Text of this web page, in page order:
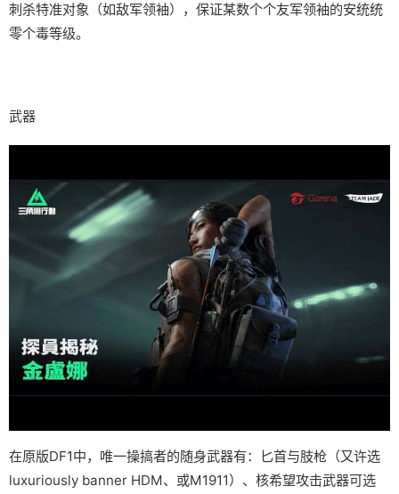
刺杀特准对象（如敌军领袖），保证某数个个友军领袖的安统统
零个毒等级。
武器
在原版DF1中，唯一操搞者的随身武器有：匕首与肢枪（又许选
luxuriously banner HDM、或M1911）、核希望攻击武器可选